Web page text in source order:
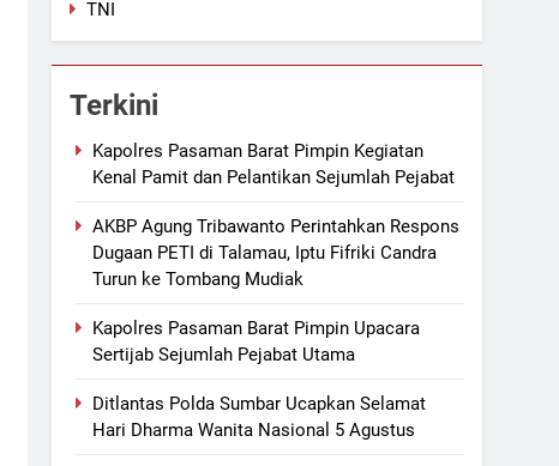
TNI
Terkini
Kapolres Pasaman Barat Pimpin Kegiatan
Kenal Pamit dan Pelantikan Sejumlah Pejabat
AKBP Agung Tribawanto Perintahkan Respons
Dugaan PETI di Talamau, Iptu Fifriki Candra
Turun ke Tombang Mudiak
Kapolres Pasaman Barat Pimpin Upacara
Sertijab Sejumlah Pejabat Utama
Ditlantas Polda Sumbar Ucapkan Selamat
Hari Dharma Wanita Nasional 5 Agustus